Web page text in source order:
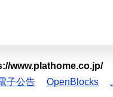
www.plathome.co.jp/
子公告 OpenBlocks